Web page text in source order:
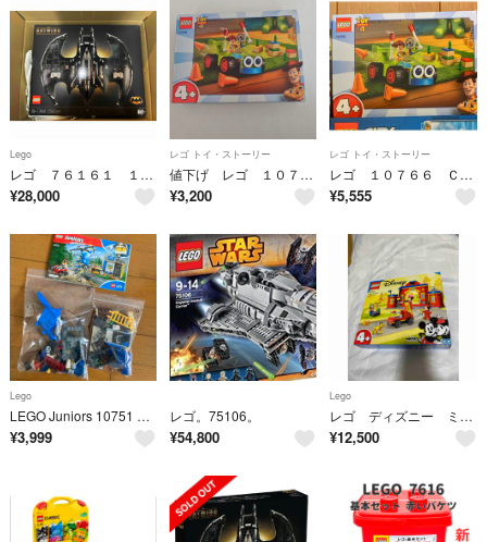
Lego
レゴ ７６１６１ １９８９ バットウイング
¥28,000
レゴ トイ・ストーリー
値下げ レゴ １０７６６ ＣＯＮＦ＿Ｎｅｗ ＩＰ ２０１９＿４＋＿１
¥3,200
レゴ トイ・ストーリー
レゴ １０７６６ ＣＯＮＦ＿Ｎｅｗ ＩＰ ２０１９＿４＋＿１
¥5,555
Lego
LEGO Juniors 10751 ブロックセット
¥3,999
レゴ。75106。
¥54,800
Lego
レゴ ディズニー ミッキーマウス＆フレンズ １０７７６ ミッキー＆フレンズの し
¥12,500